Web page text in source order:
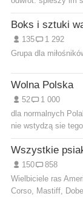
Boks i sztuki
135
1 292
Grupa dla
Wolna Polska
52
1 000
dla normalnych
nie wstydzą sie
Wszystkie
150
858
Wielbiciele ras
Corso, Mastiff,